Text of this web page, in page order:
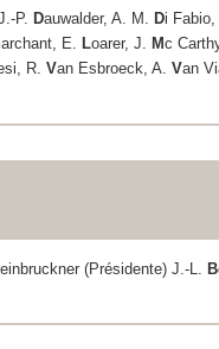
P. Dauwalder, A. M. Di Fabio,
E. Loarer, J. Mc
R.Van Esbroeck, A.Van
(Présidente) J.-L.B